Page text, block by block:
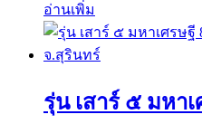
อ่านเพิ่ม
รุ่น เสาร์ ๕ มหา